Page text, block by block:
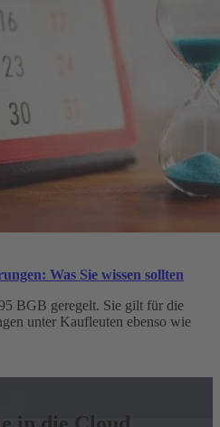
Was Sie wissen sollten
BGB geregelt. Sie gilt für die
unter Kaufleuten ebenso wie